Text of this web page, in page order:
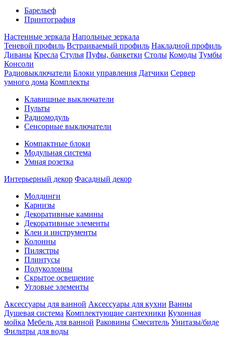
Барельеф
Принтография
Настенные зеркала Напольные зеркала
Теневой профиль Встраиваемый профиль Накладной профиль
Диваны Кресла Стулья Пуфы, банкетки Столы Комоды Тумбы
Консоли
Радиовыключатели Блоки управления Датчики Сервер
умного дома Комплекты
Клавишные выключатели
Пульты
Радиомодуль
Сенсорные выключатели
Компактные блоки
Модульная система
Умная розетка
Интерьерный декор Фасадный декор
Молдинги
Карнизы
Декоративные камины
Декоративные элементы
Клеи и инструменты
Колонны
Пилястры
Плинтусы
Полуколонны
Скрытое освещение
Угловые элементы
Аксессуары для ванной Аксессуары для кухни Ванны
Душевая система Комплектующие сантехники Кухонная
мойка Мебель для ванной Раковины Смеситель Унитазы/биде
Фильтры для воды